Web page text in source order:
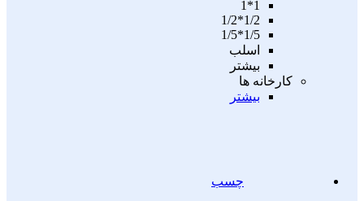
1*1
1/2*1/2
1/5*1/5
اسلب
بیشتر
کارخانه ها
بیشتر
چسب